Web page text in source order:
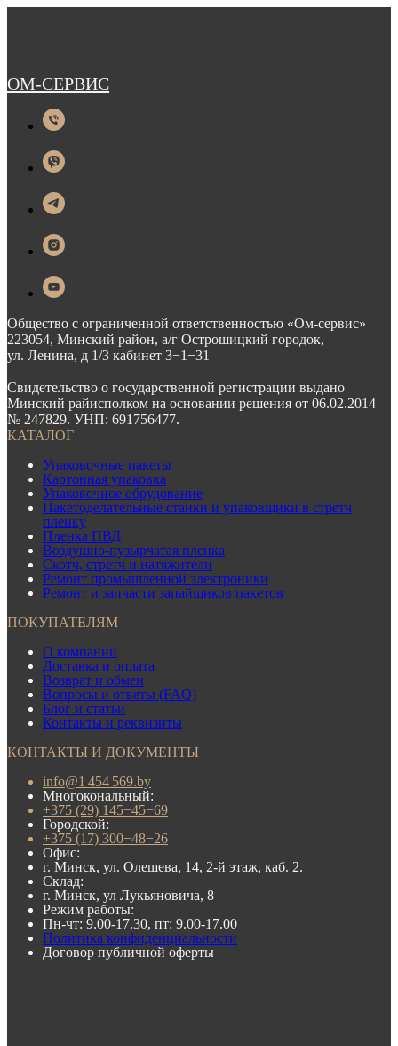
ОМ-СЕРВИС
Общество с ограниченной ответственностью «Ом-сервис»
223054, Минский район, а/г Острошицкий городок,
ул. Ленина, д 1/3 кабинет 3−1−31
Свидетельство о государственной регистрации выдано
Минский райисполком на основании решения от 06.02.2014
№ 247829. УНП: 691756477.
КАТАЛОГ
Упаковочные пакеты
Картонная упаковка
Упаковочное обрудование
Пакетоделательные станки и упаковщики в стретч
пленку
Пленка ПВД
Воздушно-пузырчатая пленка
Скотч, стретч и натяжители
Ремонт промышленной электроники
Ремонт и запчасти запайщиков пакетов
ПОКУПАТЕЛЯМ
О компании
Доставка и оплата
Возврат и обмен
Вопросы и ответы (FAQ)
Блог и статьи
Контакты и реквизиты
КОНТАКТЫ И ДОКУМЕНТЫ
info@1 454 569.by
Многокональный:
+375 (29) 145−45−69
Городской:
+375 (17) 300−48−26
Офис:
г. Минск, ул. Олешева, 14, 2-й этаж, каб. 2.
Склад:
г. Минск, ул Лукьяновича, 8
Режим работы:
Пн-чт: 9.00-17.30, пт: 9.00-17.00
Политика конфиденциальности
Договор публичной оферты